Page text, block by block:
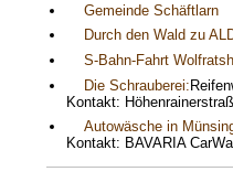
Gemeinde Schäftlarn
Durch den Wald zu
S-Bahn-Fahrt
Die Schrauberei:
Kontakt:
Autowäsche in
Kontakt: BAVARIA